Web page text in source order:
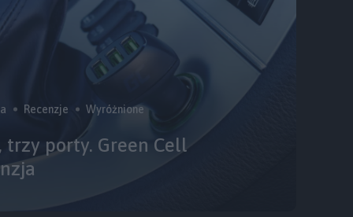
Recenzje Wyróżnione
trzy porty. Green Cell